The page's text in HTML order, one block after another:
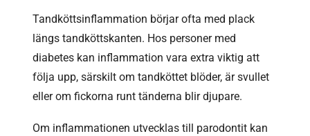
Tandköttsinflammation börjar ofta med plack
längs tandköttskanten. Hos personer med
diabetes kan inflammation vara extra viktig att
följa upp, särskilt om tandköttet blöder, är svullet
eller om fickorna runt tänderna blir djupare.
Om inflammationen utvecklas till parodontit kan